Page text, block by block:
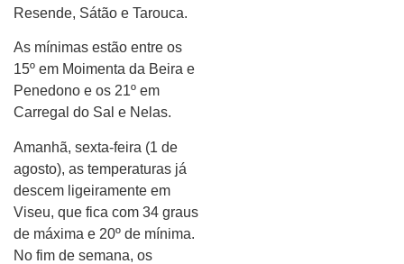
Resende, Sátão e Tarouca.
As mínimas estão entre os
15º em Moimenta da Beira e
Penedono e os 21º em
Carregal do Sal e Nelas.
Amanhã, sexta-feira (1 de
agosto), as temperaturas já
descem ligeiramente em
Viseu, que fica com 34 graus
de máxima e 20º de mínima.
No fim de semana, os